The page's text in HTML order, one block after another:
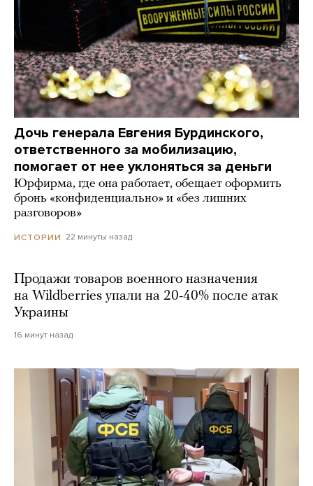
Дочь генерала Евгения Бурдинского,
ответственного за мобилизацию,
помогает от нее уклоняться за деньги
Юрфирма, где она работает, обещает оформить
бронь «конфиденциально» и «без лишних
разговоров»
ИСТОРИИ 22 минуты назад
Продажи товаров военного назначения
на Wildberries упали на 20-40% после атак
Украины
16 минут назад